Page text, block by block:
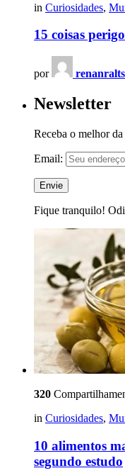
in Curiosidades,
15 coisas
por renanralts
Newsletter
Receba o melhor
Email:
Fique tranquilo!
320
in Curiosidades,
10 alimentos
segundo estudo